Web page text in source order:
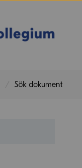
Sök dokument